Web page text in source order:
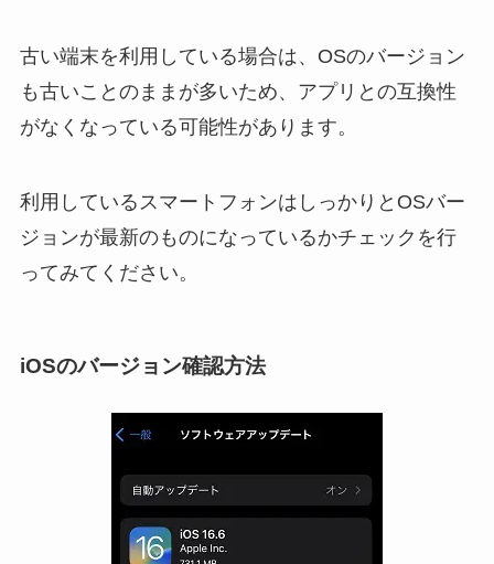
古い端末を利用している場合は、OSのバージョン
も古いことのままが多いため、アプリとの互換性
がなくなっている可能性があります。
利用しているスマートフォンはしっかりとOSバー
ジョンが最新のものになっているかチェックを行
ってみてください。
iOSのバージョン確認方法